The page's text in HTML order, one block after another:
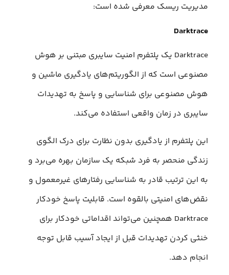
مدیریت ریسک معرفی شده است:
Darktrace
Darktrace یک پلتفرم امنیت سایبری مبتنی بر هوش
مصنوعی است که از الگوریتم‌های یادگیری ماشین و
هوش مصنوعی برای شناسایی و پاسخ به تهدیدات
سایبری در زمان واقعی استفاده می‌کند.
این پلتفرم از یادگیری بدون نظارت برای درک الگوی
زندگی منحصر به فرد شبکه یک سازمان بهره می‌برد و
به این ترتیب قادر به شناسایی رفتارهای غیرمعمول و
نقض‌های امنیتی بالقوه است. قابلیت پاسخ خودکار
Darktrace همچنین می‌تواند اقداماتی خودکار برای
خنثی کردن تهدیدات قبل از ایجاد آسیب قابل توجه
انجام دهد.